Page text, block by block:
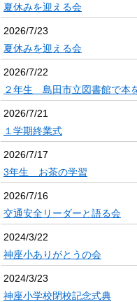
夏休みを迎える会
2026/7/23
夏休みを迎える会
2026/7/22
２年生 島田市立図書館で本
2026/7/21
１学期終業式
2026/7/17
3年生 お茶の学習
2026/7/16
交通安全リーダーと語る会
2024/3/22
神座小ありがとうの会
2024/3/23
神座小学校閉校記念式典